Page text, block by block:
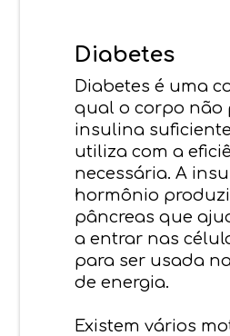
Diabetes
Diabetes é uma
qual o corpo não
insulina
utiliza com a
necessária. A
hormônio
pâncreas que
a entrar nas
para ser usada
de energia.
Existem vários